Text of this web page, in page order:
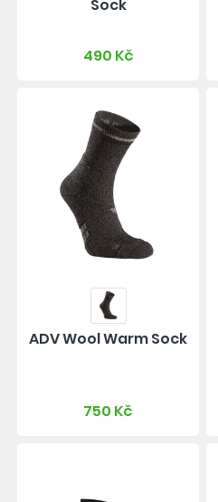
Sock
490 Kč
ADV Wool Warm Sock
750 Kč